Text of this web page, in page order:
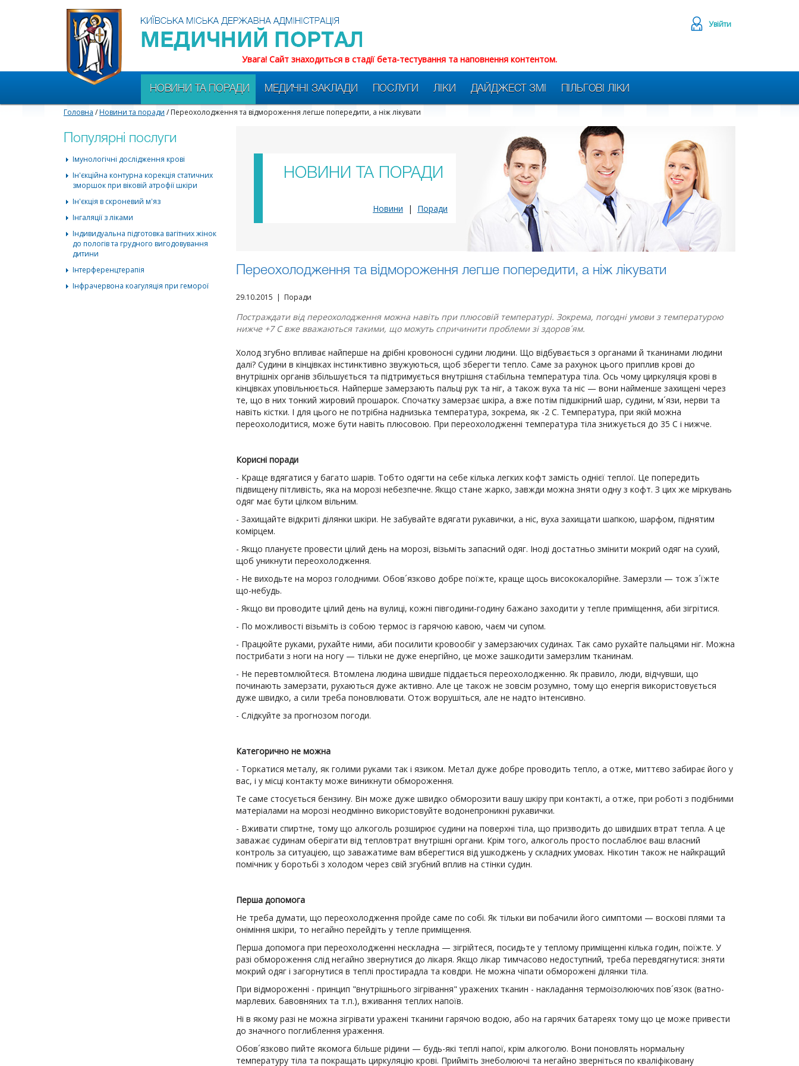
Увійти
Увага! Сайт знаходиться в стадії бета-тестування та наповнення контентом.
НОВИНИ ТА ПОРАДИ МЕДИЧНІ ЗАКЛАДИ ПОСЛУГИ ЛІКИ ДАЙДЖЕСТ ЗМІ ПІЛЬГОВІ ЛІКИ
Головна /Новини та поради / Переохолодження та відмороження легше попередити, а ніж лікувати
Популярні послуги
Імунологічні дослідження крові
Ін'єкційна контурна корекція статичних
зморшок при віковій атрофії шкіри
Ін'єкція в скроневий м'яз
Інгаляції з ліками
Індивидуальна підготовка вагітних жінок
до пологів та грудного вигодовування
дитини
Інтерференцтерапія
Інфрачервона коагуляція при геморої
НОВИНИ ТА ПОРАДИ
Новини | Поради
Переохолодження та відмороження легше попередити, а ніж лікувати
29.10.2015 | Поради
Постраждати від переохолодження можна навіть при плюсовій температурі. Зокрема, погодні умови з температурою
нижче +7 С вже вважаються такими, що можуть спричинити проблеми зі здоров´ям.
Холод згубно впливає найперше на дрібні кровоносні судини людини. Що відбувається з органами й тканинами людини
далі? Судини в кінцівках інстинктивно звужуються, щоб зберегти тепло. Саме за рахунок цього приплив крові до
внутрішніх органів збільшується та підтримується внутрішня стабільна температура тіла. Ось чому циркуляція крові в
кінцівках уповільнюється. Найперше замерзають пальці рук та ніг, а також вуха та ніс — вони найменше захищені через
те, що в них тонкий жировий прошарок. Спочатку замерзає шкіра, а вже потім підшкірний шар, судини, м´язи, нерви та
навіть кістки. І для цього не потрібна наднизька температура, зокрема, як -2 С. Температура, при якій можна
переохолодитися, може бути навіть плюсовою. При переохолодженні температура тіла знижується до 35 С і нижче.
Корисні поради
- Краще вдягатися у багато шарів. Тобто одягти на себе кілька легких кофт замість однієї теплої. Це попередить
підвищену пітливість, яка на морозі небезпечне. Якщо стане жарко, завжди можна зняти одну з кофт. З цих же міркувань
одяг має бути цілком вільним.
- Захищайте відкриті ділянки шкіри. Не забувайте вдягати рукавички, а ніс, вуха захищати шапкою, шарфом, піднятим
комірцем.
- Якщо плануєте провести цілий день на морозі, візьміть запасний одяг. Іноді достатньо змінити мокрий одяг на сухий,
щоб уникнути переохолодження.
- Не виходьте на мороз голодними. Обов´язково добре поїжте, краще щось висококалорійне. Замерзли — тож з´їжте
що-небудь.
- Якщо ви проводите цілий день на вулиці, кожні півгодини-годину бажано заходити у тепле приміщення, аби зігрітися.
- По можливості візьміть із собою термос із гарячою кавою, чаєм чи супом.
- Працюйте руками, рухайте ними, аби посилити кровообіг у замерзаючих судинах. Так само рухайте пальцями ніг. Можна
пострибати з ноги на ногу — тільки не дуже енергійно, це може зашкодити замерзлим тканинам.
- Не перевтомлюйтеся. Втомлена людина швидше піддається переохолодженню. Як правило, люди, відчувши, що
починають замерзати, рухаються дуже активно. Але це також не зовсім розумно, тому що енергія використовується
дуже швидко, а сили треба поновлювати. Отож ворушіться, але не надто інтенсивно.
- Слідкуйте за прогнозом погоди.
Категорично не можна
- Торкатися металу, як голими руками так і язиком. Метал дуже добре проводить тепло, а отже, миттєво забирає його у
вас, і у місці контакту може виникнути обмороження.
Те саме стосується бензину. Він може дуже швидко обморозити вашу шкіру при контакті, а отже, при роботі з подібними
матеріалами на морозі неодмінно використовуйте водонепроникні рукавички.
- Вживати спиртне, тому що алкоголь розширює судини на поверхні тіла, що призводить до швидших втрат тепла. А це
заважає судинам оберігати від тепловтрат внутрішні органи. Крім того, алкоголь просто послаблює ваш власний
контроль за ситуацією, що заважатиме вам вберегтися від ушкоджень у складних умовах. Нікотин також не найкращий
помічник у боротьбі з холодом через свій згубний вплив на стінки судин.
Перша допомога
Не треба думати, що переохолодження пройде саме по собі. Як тільки ви побачили його симптоми — воскові плями та
оніміння шкіри, то негайно перейдіть у тепле приміщення.
Перша допомога при переохолодженні нескладна — зігрійтеся, посидьте у теплому приміщенні кілька годин, поїжте. У
разі обмороження слід негайно звернутися до лікаря. Якщо лікар тимчасово недоступний, треба перевдягнутися: зняти
мокрий одяг і загорнутися в теплі простирадла та ковдри. Не можна чіпати обморожені ділянки тіла.
При відмороженні - принцип "внутрішнього зігрівання" уражених тканин - накладання термоізолюючих пов´язок (ватно-
марлевих. бавовняних та т.п.), вживання теплих напоїв.
Ні в якому разі не можна зігрівати уражені тканини гарячою водою, або на гарячих батареях тому що це може привести
до значного поглиблення ураження.
Обов´язково пийте якомога більше рідини — будь-які теплі напої, крім алкоголю. Вони поновлять нормальну
температуру тіла та покращать циркуляцію крові. Прийміть знеболюючі та негайно зверніться по кваліфіковану